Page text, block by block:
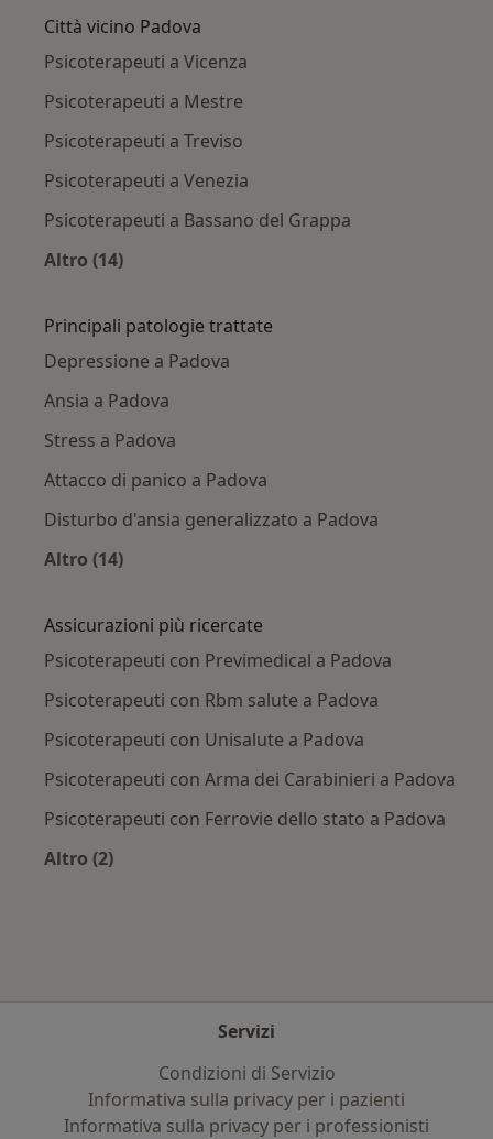
Città vicino Padova
Psicoterapeuti a Vicenza
Psicoterapeuti a Mestre
Psicoterapeuti a Treviso
Psicoterapeuti a Venezia
Psicoterapeuti a Bassano del Grappa
Altro (14)
Principali patologie trattate
Depressione a Padova
Ansia a Padova
Stress a Padova
Attacco di panico a Padova
Disturbo d'ansia generalizzato a Padova
Altro (14)
Assicurazioni più ricercate
Psicoterapeuti con Previmedical a Padova
Psicoterapeuti con Rbm salute a Padova
Psicoterapeuti con Unisalute a Padova
Psicoterapeuti con Arma dei Carabinieri a Padova
Psicoterapeuti con Ferrovie dello stato a Padova
Altro (2)
Servizi
Condizioni di Servizio
Informativa sulla privacy per i pazienti
Informativa sulla privacy per i professionisti